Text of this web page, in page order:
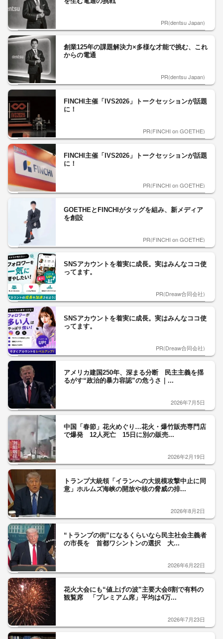
PR(dentsu Japan)
創業125年の課題解決力×多様な才能で挑む、これ
からの電通
PR(dentsu Japan)
FINCHI主催「IVS2026」トークセッションが話題
に！
PR(FINCHI on GOETHE)
FINCHI主催「IVS2026」トークセッションが話題
に！
PR(FINCHI on GOETHE)
GOETHEとFINCHIがタッグを組み、新メディア
を創設
PR(FINCHI on GOETHE)
SNSアカウントを着実に成長。実はみんなココ使
ってます。
PR(Dreaw合同会社)
SNSアカウントを着実に成長。実はみんなココ使
ってます。
PR(Dreaw合同会社)
アメリカ建国250年、深まる分断 民主主義を揺
るがす“政治的暴力容認”の危うさ｜...
2026年7月5日
中国「春節」花火めぐり…花火・爆竹販売専門店
で爆発 12人死亡 15日に別の販売...
2026年2月19日
トランプ大統領「イランへの大規模攻撃中止に同
意」ホルムズ海峡の開放や核の脅威の排...
2026年8月2日
“トランプの街”になるくらいなら民主社会主義者
の市長を 首都ワシントンの選択 大...
2026年6月22日
花火大会にも“値上げの波”主要大会8割で有料の
観覧席 「プレミアム席」平均は4万...
2026年7月23日